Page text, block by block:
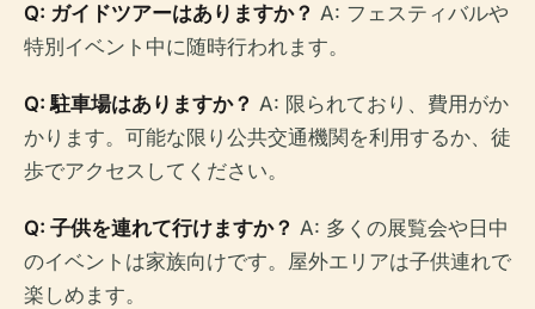
Q: ガイドツアーはありますか？ A: フェスティバルや
特別イベント中に随時行われます。
Q: 駐車場はありますか？ A: 限られており、費用がか
かります。可能な限り公共交通機関を利用するか、徒
歩でアクセスしてください。
Q: 子供を連れて行けますか？ A: 多くの展覧会や日中
のイベントは家族向けです。屋外エリアは子供連れで
楽しめます。